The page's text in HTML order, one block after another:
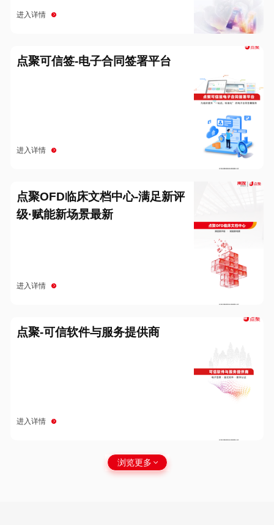
进入详情
点聚可信签-电子合同签署平台
进入详情
点聚OFD临床文档中心-满足新评
级·赋能新场景最新
进入详情
点聚-可信软件与服务提供商
进入详情
浏览更多